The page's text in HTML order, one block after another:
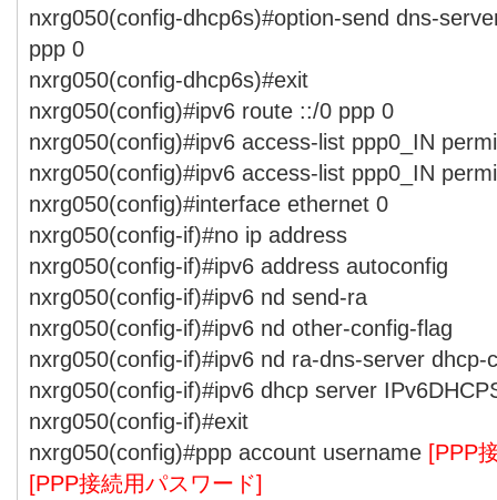
nxrg050(config-dhcp6s)#option-send dns-
ppp 0
nxrg050(config-dhcp6s)#exit
nxrg050(config)#ipv6 route ::/0 ppp 0
nxrg050(config)#ipv6 access-list ppp0_IN
nxrg050(config)#ipv6 access-list ppp0_IN
nxrg050(config)#interface ethernet 0
nxrg050(config-if)#no ip address
nxrg050(config-if)#ipv6 address autoconfig
nxrg050(config-if)#ipv6 nd send-ra
nxrg050(config-if)#ipv6 nd other-config-flag
nxrg050(config-if)#ipv6 nd ra-dns-server dhcp-
nxrg050(config-if)#ipv6 dhcp server
nxrg050(config-if)#exit
nxrg050(config)#ppp account username [PPP
[PPP接続用パスワード]